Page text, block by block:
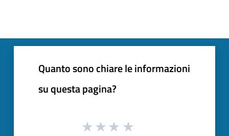
Quanto sono chiare le informazioni
su questa pagina?